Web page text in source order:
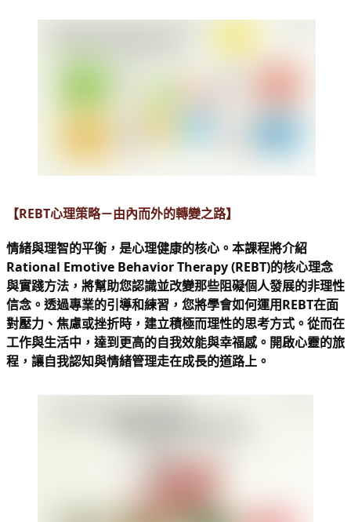
【REBT心理策略－由內而外的轉變之路】
情緒與理智的平衡，是心理健康的核心。本課程將介紹
Rational Emotive Behavior Therapy (REBT)的核心理念
與實踐方法，將幫助您認識並改變那些阻礙個人發展的非理性
信念。透過專業的引導和練習，您將學會如何運用REBT在面
對壓力、焦慮或挫折時，建立積極而理性的思考方式。從而在
工作與生活中，達到更高的自我效能與幸福感。開啟心靈的旅
程，讓自我認知與情緒管理走在成長的道路上。